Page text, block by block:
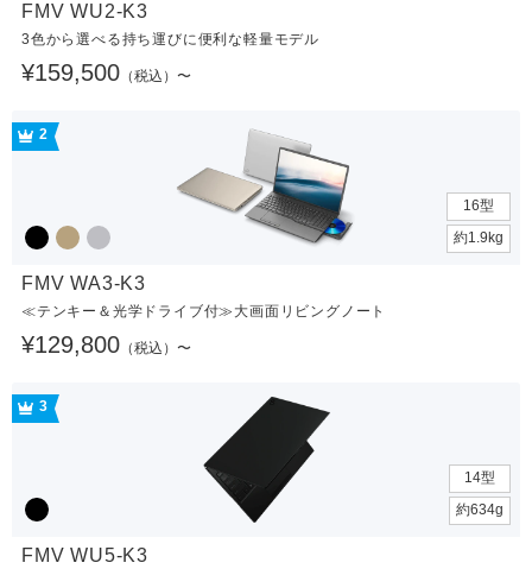
FMV WU2-K3
3色から選べる持ち運びに便利な軽量モデル
¥159,500 （税込）〜
2
16型
約1.9kg
FMV WA3-K3
≪テンキー＆光学ドライブ付≫大画面リビングノート
¥129,800 （税込）〜
3
14型
約634g
FMV WU5-K3